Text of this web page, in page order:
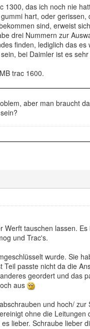
das ich noch nie
hart, oder
sind, erweist
drei Nummern zur
finden, lediglich das
bei Daimler ist es
trac 1600.
aber man braucht
tauschen lassen.
und Trac's.
wurde. Sie
passte nicht da die
geordert und das
aus
und hoch/ zur
ohne die
lieber. Schraube lieber